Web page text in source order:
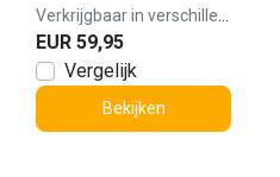
EUR 59,95
Vergelijk
Bekijken